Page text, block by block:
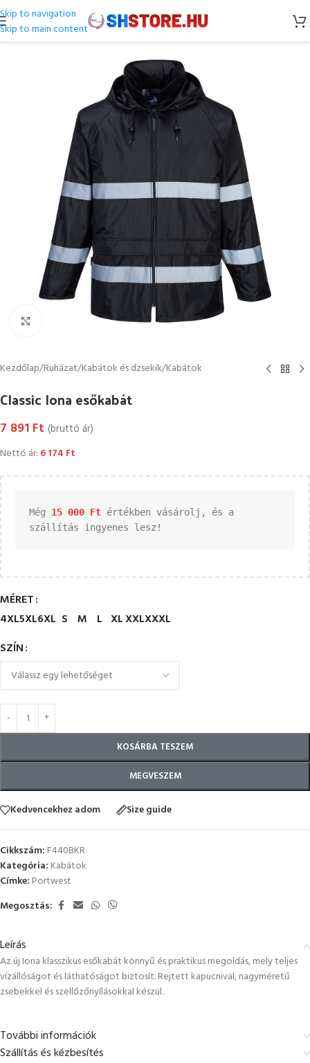
Skip to navigation
Skip to main content
Kattintson a nagyításhoz
Kezdőlap/Ruházat/Kabátok és dzsekik/Kabátok
Classic Iona esőkabát
7 891 Ft (bruttó ár)
Nettó ár: 6 174 Ft
Még 15 000 Ft értékben vásárolj, és a
szállítás ingyenes lesz!
MÉRET
4XL5XL6XL S M L XLXXLXXXL
SZÍN
KOSÁRBA TESZEM
MEGVESZEM
Kedvencekhez adom Size guide
Cikkszám: F440BKR
Kategória: Kabátok
Címke: Portwest
Megosztás:
Leírás
Az új Iona klasszikus esőkabát könnyű és praktikus megoldás, mely teljes
vízállóságot és láthatóságot biztosít. Rejtett kapucnival, nagyméretű
zsebekkel és szellőzőnyílásokkal készül.
További információk
Szállítás és kézbesítés